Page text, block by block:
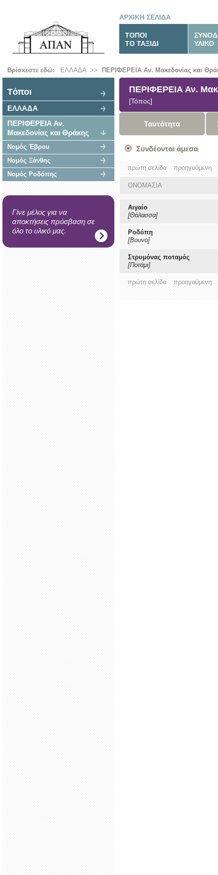
ΑΡΧΙΚΗ ΣΕΛΙΔΑ
ΤΟΠΟΙ
ΤΟ ΤΑΞΙΔΙ
ΥΛΙΚΟ
Βρίσκεστε εδώ: ΕΛΛΑΔΑ>> ΠΕΡΙΦΕΡΕΙΑ Αν. Μακεδονίας και
Tόποι
ΕΛΛΑΔΑ
ΠΕΡΙΦΕΡΕΙΑ Αν.
Μακεδονίας και Θράκης
Νομός Έβρου
Νομός Ξάνθης
Νομός Ροδόπης
Γίνε μέλος για να
αποκτήσεις πρόσβαση σε
όλο το υλικό μας.
ΠΕΡΙΦΕΡΕΙΑ Αν.
[Τόπος]
Ταυτότητα
Συνδέονται άμεσα
πρώτη σελίδα προηγούμενη
ΟΝΟΜΑΣΙΑ
Αιγαίο
[Θάλασσα]
Ροδόπη
[Βουνο]
Στρυμόνας ποταμός
[Ποτάμι]
πρώτη σελίδα προηγούμενη